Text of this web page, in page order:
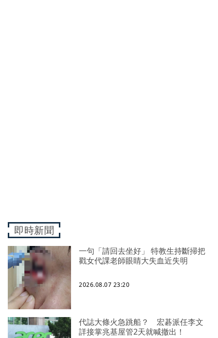
即時新聞
一句「請回去坐好」 特教生持斷掃把
戳女代課老師眼睛大失血近失明
2026.08.07 23:20
代誌大條火急跳船？ 宏碁派任李文
詳接掌兆基屋管2天就喊撤出！